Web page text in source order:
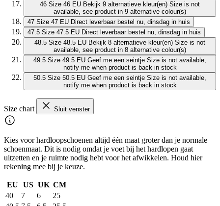
46 Size 46 EU Bekijk 9 alternatieve kleur(en) Size is not
available, see product in 9 alternative colour(s)
47 Size 47 EU Direct leverbaar bestel nu, dinsdag in huis
47.5 Size 47.5 EU Direct leverbaar bestel nu, dinsdag in huis
48.5 Size 48.5 EU Bekijk 8 alternatieve kleur(en) Size is not
available, see product in 8 alternative colour(s)
49.5 Size 49.5 EU Geef me een seintje Size is not available,
notify me when product is back in stock
50.5 Size 50.5 EU Geef me een seintje Size is not available,
notify me when product is back in stock
Size chart Sluit venster
Kies voor hardloopschoenen altijd één maat groter dan je normale
schoenmaat. Dit is nodig omdat je voet bij het hardlopen gaat
uitzetten en je ruimte nodig hebt voor het afwikkelen. Houd hier
rekening mee bij je keuze.
EU US UK CM
40
7 6
25